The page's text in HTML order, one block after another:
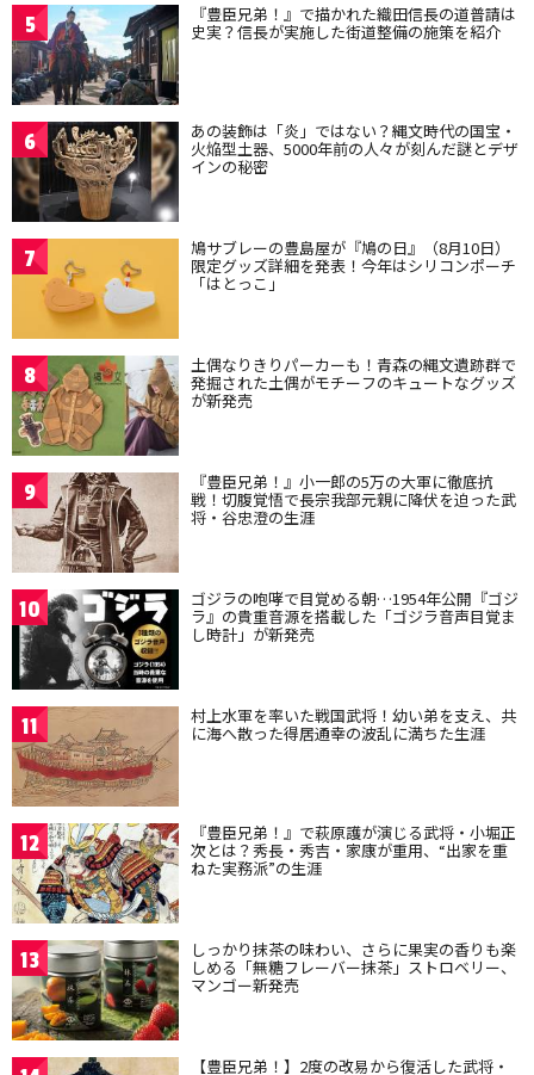
5 『豊臣兄弟！』で描かれた織田信長の道普請は
史実？信長が実施した街道整備の施策を紹介
6 あの装飾は「炎」ではない？縄文時代の国宝・
火焔型土器、5000年前の人々が刻んだ謎とデザ
インの秘密
7 鳩サブレーの豊島屋が『鳩の日』（8月10日）
限定グッズ詳細を発表！今年はシリコンポーチ
「はとっこ」
8 土偶なりきりパーカーも！青森の縄文遺跡群で
発掘された土偶がモチーフのキュートなグッズ
が新発売
9 『豊臣兄弟！』小一郎の5万の大軍に徹底抗
戦！切腹覚悟で長宗我部元親に降伏を迫った武
将・谷忠澄の生涯
10 ゴジラの咆哮で目覚める朝…1954年公開『ゴジ
ラ』の貴重音源を搭載した「ゴジラ音声目覚ま
し時計」が新発売
11 村上水軍を率いた戦国武将！幼い弟を支え、共
に海へ散った得居通幸の波乱に満ちた生涯
12 『豊臣兄弟！』で萩原護が演じる武将・小堀正
次とは？秀長・秀吉・家康が重用、“出家を重
ねた実務派”の生涯
13 しっかり抹茶の味わい、さらに果実の香りも楽
しめる「無糖フレーバー抹茶」ストロベリー、
マンゴー新発売
【豊臣兄弟！】2度の改易から復活した武将・